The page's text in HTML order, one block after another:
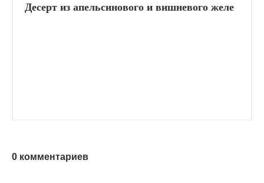
Десерт из апельсинового и вишневого желе
0 комментариев